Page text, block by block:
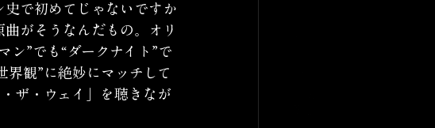
で初めてじゃないですか
がそうなんだもの。オリ
ン”でも“ダークナイト”で
界観”に絶妙にマッチして
ザ・ウェイ」を聴きなが